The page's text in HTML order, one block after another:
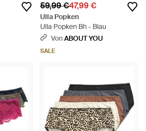
59,99 €47,99 €
Ulla Popken
Ulla Popken Bh - Blau
VonABOUT YOU
SALE